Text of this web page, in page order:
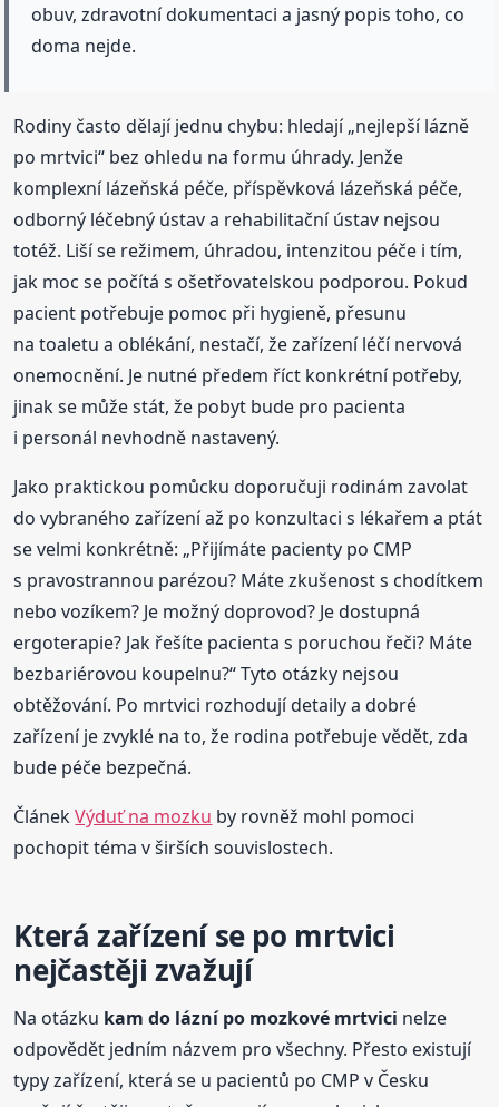
obuv, zdravotní dokumentaci a jasný popis toho, co
doma nejde.
Rodiny často dělají jednu chybu: hledají „nejlepší lázně
po mrtvici“ bez ohledu na formu úhrady. Jenže
komplexní lázeňská péče, příspěvková lázeňská péče,
odborný léčebný ústav a rehabilitační ústav nejsou
totéž. Liší se režimem, úhradou, intenzitou péče i tím,
jak moc se počítá s ošetřovatelskou podporou. Pokud
pacient potřebuje pomoc při hygieně, přesunu
na toaletu a oblékání, nestačí, že zařízení léčí nervová
onemocnění. Je nutné předem říct konkrétní potřeby,
jinak se může stát, že pobyt bude pro pacienta
i personál nevhodně nastavený.
Jako praktickou pomůcku doporučuji rodinám zavolat
do vybraného zařízení až po konzultaci s lékařem a ptát
se velmi konkrétně: „Přijímáte pacienty po CMP
s pravostrannou parézou? Máte zkušenost s chodítkem
nebo vozíkem? Je možný doprovod? Je dostupná
ergoterapie? Jak řešíte pacienta s poruchou řeči? Máte
bezbariérovou koupelnu?“ Tyto otázky nejsou
obtěžování. Po mrtvici rozhodují detaily a dobré
zařízení je zvyklé na to, že rodina potřebuje vědět, zda
bude péče bezpečná.
ČlánekVýduť na mozku by rovněž mohl pomoci
pochopit téma v širších souvislostech.
Která zařízení se po mrtvici
nejčastěji zvažují
Na otázku kam do lázní po mozkové mrtvici nelze
odpovědět jedním názvem pro všechny. Přesto existují
typy zařízení, která se u pacientů po CMP v Česku